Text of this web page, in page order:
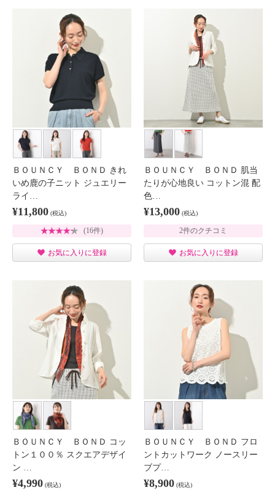
ＢＯＵＮＣＹ ＢＯＮＤ きれ
いめ鹿の子ニット ジュエリー
ライ…
¥11,800 (税込)
(16件)
お気に入りに登録
ＢＯＵＮＣＹ ＢＯＮＤ 肌当
たりが心地良い コットン混 配
色…
¥13,000 (税込)
2件のクチコミ
お気に入りに登録
ＢＯＵＮＣＹ ＢＯＮＤ コッ
トン１００％ スクエアデザイ
ン …
¥4,990 (税込)
ＢＯＵＮＣＹ ＢＯＮＤ フロ
ントカットワーク ノースリー
ブプ…
¥8,900 (税込)